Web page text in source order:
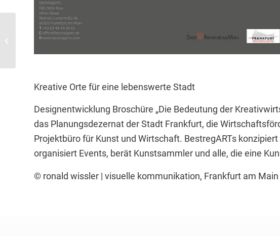
Kreative Orte für eine lebenswerte Stadt
Designentwicklung Broschüre „Die Bedeutung der
das Planungsdezernat der Stadt Frankfurt, die
Projektbüro für Kunst und Wirtschaft. BestregARTs
organisiert Events, berät Kunstsammler und alle, die eine
© ronald wissler | visuelle kommunikation, Frankfurt am Main
Broschüre